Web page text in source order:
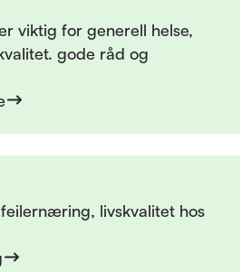
viktig for generell helse,
gode råd og
livskvalitet hos